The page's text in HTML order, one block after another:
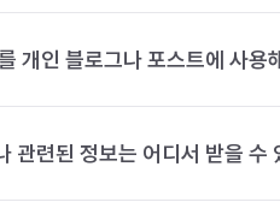
개인 블로그나 포스트에 사용
관련된 정보는 어디서 받을 수